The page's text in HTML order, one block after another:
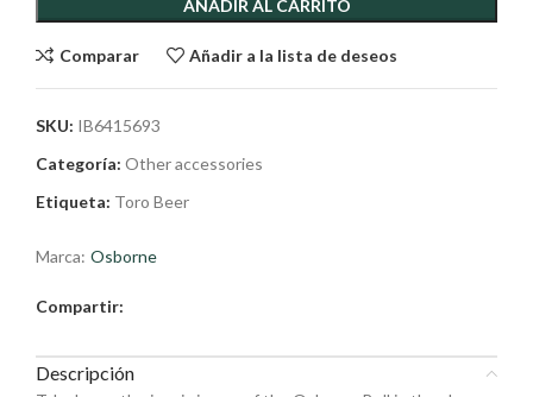
AÑADIR AL CARRITO
Comparar Añadir a la lista de deseos
SKU: IB6415693
Categoría: Other accessories
Etiqueta: Toro Beer
Marca: Osborne
Compartir:
Descripción